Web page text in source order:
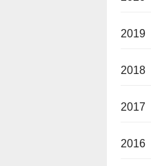
2019
2018
2017
2016